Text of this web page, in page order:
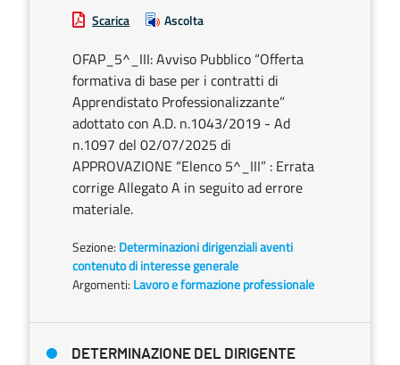
Scarica Ascolta
OFAP_5^_III: Avviso Pubblico “Offerta
formativa di base per i contratti di
Apprendistato Professionalizzante”
adottato con A.D. n.1043/2019 - Ad
n.1097 del 02/07/2025 di
APPROVAZIONE “Elenco 5^_III” : Errata
corrige Allegato A in seguito ad errore
materiale.
Sezione: Determinazioni dirigenziali aventi
contenuto di interesse generale
Argomenti: Lavoro e formazione professionale
DETERMINAZIONE DEL DIRIGENTE